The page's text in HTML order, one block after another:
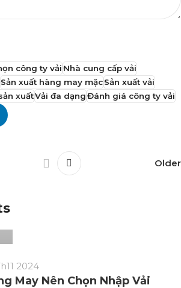
công ty vảiNhà cung cấp vải
Sản xuất hàng may mặcSản xuất vải
xuấtVải đa dạngĐánh giá công ty vải
Older
2024
May Nên Chọn Nhập Vải